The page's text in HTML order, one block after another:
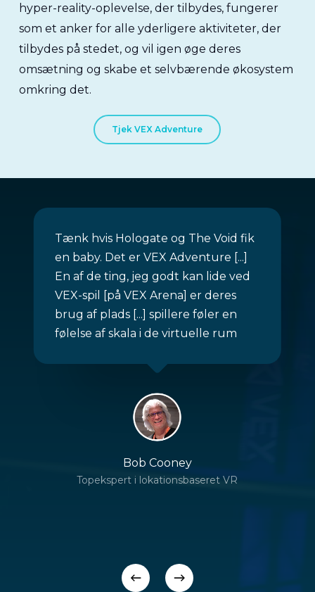
hyper-reality-oplevelse, der tilbydes, fungerer
som et anker for alle yderligere aktiviteter, der
tilbydes på stedet, og vil igen øge deres
omsætning og skabe et selvbærende økosystem
omkring det.
Tjek VEX Adventure
Tænk hvis Hologate og The Void fik
en baby. Det er VEX Adventure [...]
En af de ting, jeg godt kan lide ved
VEX-spil [på VEX Arena] er deres
brug af plads [...] spillere føler en
følelse af skala i de virtuelle rum
Bob Cooney
Topekspert i lokationsbaseret VR